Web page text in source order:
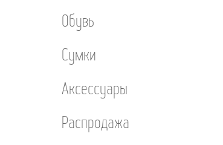
Обувь
Сумки
Аксессуары
Распродажа